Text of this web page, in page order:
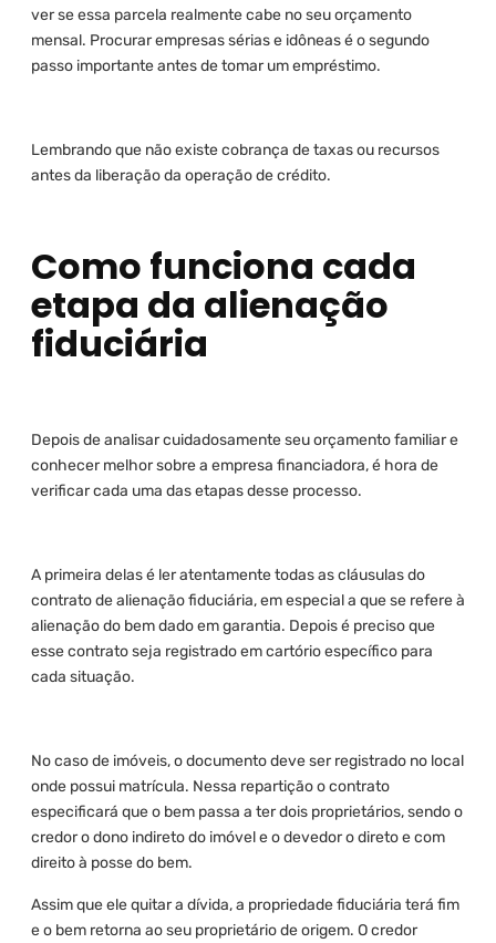
ver se essa parcela realmente cabe no seu orçamento
mensal. Procurar empresas sérias e idôneas é o segundo
passo importante antes de tomar um empréstimo.
Lembrando que não existe cobrança de taxas ou recursos
antes da liberação da operação de crédito.
Como funciona cada
etapa da alienação
fiduciária
Depois de analisar cuidadosamente seu orçamento familiar e
conhecer melhor sobre a empresa financiadora, é hora de
verificar cada uma das etapas desse processo.
A primeira delas é ler atentamente todas as cláusulas do
contrato de alienação fiduciária, em especial a que se refere à
alienação do bem dado em garantia. Depois é preciso que
esse contrato seja registrado em cartório específico para
cada situação.
No caso de imóveis, o documento deve ser registrado no local
onde possui matrícula. Nessa repartição o contrato
especificará que o bem passa a ter dois proprietários, sendo o
credor o dono indireto do imóvel e o devedor o direto e com
direito à posse do bem.
Assim que ele quitar a dívida, a propriedade fiduciária terá fim
e o bem retorna ao seu proprietário de origem. O credor